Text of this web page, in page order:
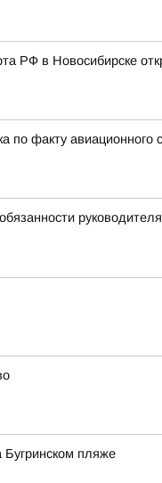
РФ в Новосибирске
по факту
пляже